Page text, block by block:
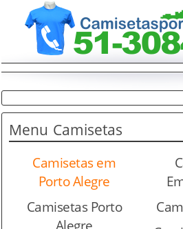
Menu Camisetas
Camisetas em
Porto Alegre
Camisetas Porto
Alegre